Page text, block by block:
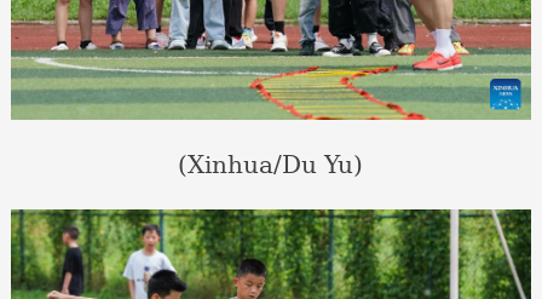
(Xinhua/Du Yu)